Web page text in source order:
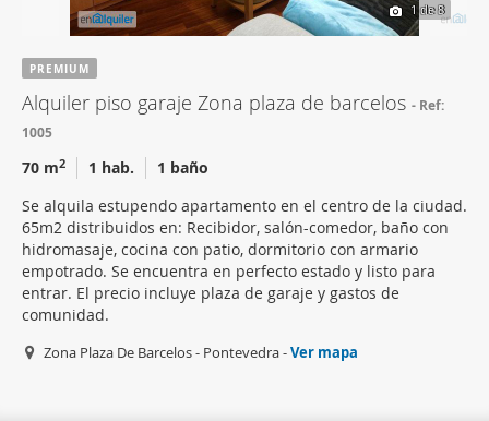
1de 8
PREMIUM
Alquiler piso garaje Zona plaza de barcelos
Ref:
1005
70 m2 1 hab.
1 baño
Se alquila estupendo apartamento en el centro de la ciudad.
65m2 distribuidos en: Recibidor, salón-comedor, baño con
hidromasaje, cocina con patio, dormitorio con armario
empotrado. Se encuentra en perfecto estado y listo para
entrar. El precio incluye plaza de garaje y gastos de
comunidad.
Zona Plaza De Barcelos - Pontevedra -Ver mapa